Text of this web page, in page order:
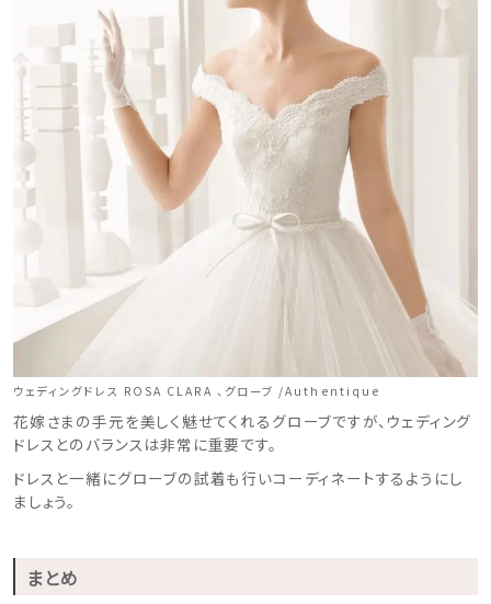
ウェディングドレス ROSA CLARA 、グローブ /Authentique
花嫁さまの手元を美しく魅せてくれるグローブですが、ウェディング
ドレスとのバランスは非常に重要です。
ドレスと一緒にグローブの試着も行いコーディネートするようにし
ましょう。
まとめ